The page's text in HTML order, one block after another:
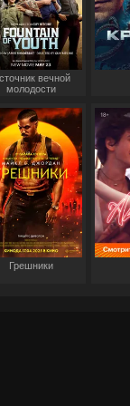
вечной
молодости
Грешники